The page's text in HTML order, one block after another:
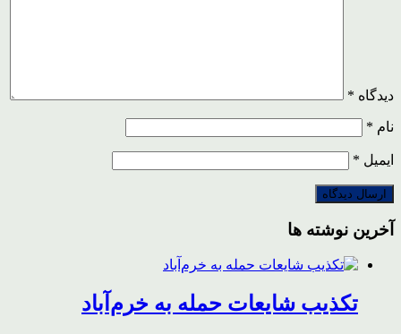
دیدگاه *
نام *
ایمیل *
آخرین نوشته ها
تکذیب شایعات حمله به خرم‌آباد